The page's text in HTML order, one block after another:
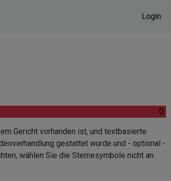
Login
0
Gericht vorhanden ist, und textbasierte
gestattet wurde und - optional -
wählen Sie die Sternesymbole nicht an.